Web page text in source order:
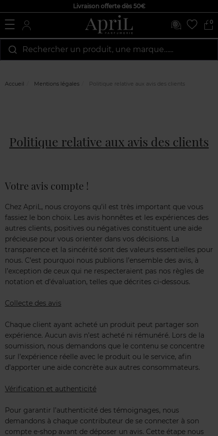
Livraison offerte dès 50€
0
Rechercher un produit, une marque…...
Accueil Mentions légales Politique relative aux avis des clients
Politique relative aux avis des clients
Votre avis compte !
Chez ApriL, nous croyons qu’il est très important que vous
fassiez le bon choix. Les avis honnêtes et les expériences des
autres clients, positives ou négatives constituent une aide
précieuse pour vous orienter dans vos décisions. La
transparence et la sincérité sont des valeurs essentielles pour
nous. C’est pourquoi nous publions l’ensemble des avis, à
l’exception de ceux qui ne respecteraient pas nos règles de
notation et d’évaluation, telles que décrites ci-dessous.
Collecte des avis
Chaque client ayant acheté un produit peut partager son
expérience. Aucun avis n’est acheté ni rémunéré. Lors de la
soumission, nous demandons que le contenu se concentre
sur l’expérience réelle avec le produit ou le service, afin
d’apporter une aide concrète aux autres consommateurs.
Vérification et authenticité
Pour garantir l’authenticité des témoignages, nous
demandons à chaque contributeur de se connecter à son
compte e-shop avant de déposer un avis. Cette étape nous